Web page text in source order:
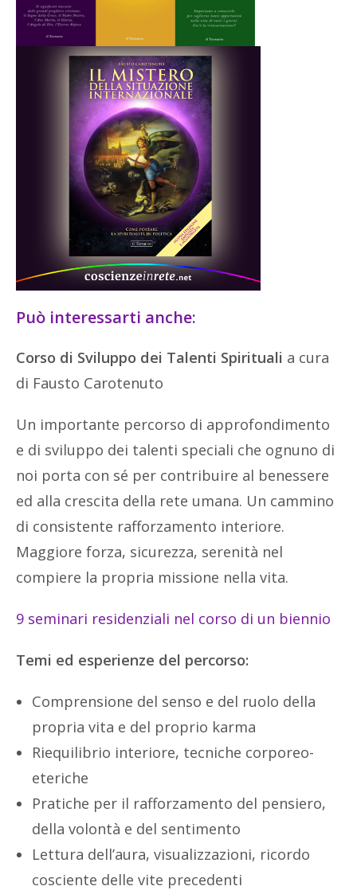
Può interessarti anche:
Corso di Sviluppo dei Talenti Spirituali a cura
di Fausto Carotenuto
Un importante percorso di approfondimento
e di sviluppo dei talenti speciali che ognuno di
noi porta con sé per contribuire al benessere
ed alla crescita della rete umana. Un cammino
di consistente rafforzamento interiore.
Maggiore forza, sicurezza, serenità nel
compiere la propria missione nella vita.
9 seminari residenziali nel corso di un biennio
Temi ed esperienze del percorso:
Comprensione del senso e del ruolo della
propria vita e del proprio karma
Riequilibrio interiore, tecniche corporeo-
eteriche
Pratiche per il rafforzamento del pensiero,
della volontà e del sentimento
Lettura dell’aura, visualizzazioni, ricordo
cosciente delle vite precedenti